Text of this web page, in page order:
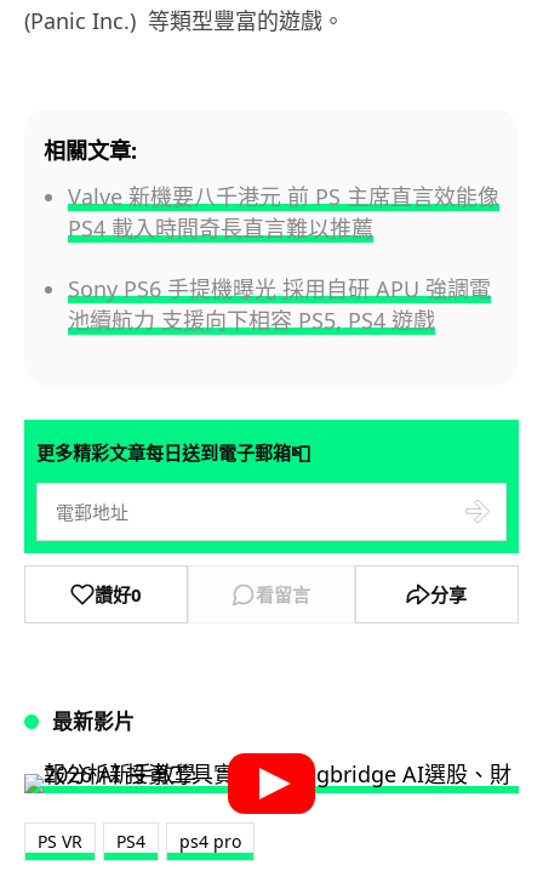
(Panic Inc.) 等類型豐富的遊戲。
相關文章:
Valve 新機要八千港元 前 PS 主席直言效能像
PS4 載入時間奇長直言難以推薦
Sony PS6 手提機曝光 採用自研 APU 強調電
池續航力 支援向下相容 PS5, PS4 遊戲
更多精彩文章每日送到電子郵箱📮
讚好0 看留言 分享
最新影片
PS VR PS4 ps4 pro